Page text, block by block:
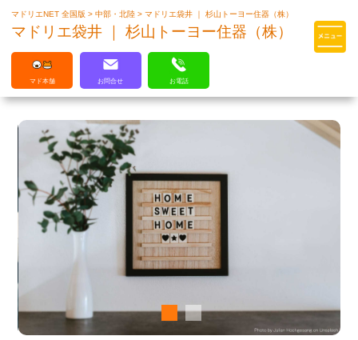
マドリエはLIXILの厳しい基準を
クリアした住まいのプロ集団です
マドリエNET 全国版>中部・北陸>マドリエ袋井 ｜ 杉山トーヨー住器（株）
マドリエ袋井 ｜ 杉山トーヨー住器（株）
マド本舗 お問合せ お電話